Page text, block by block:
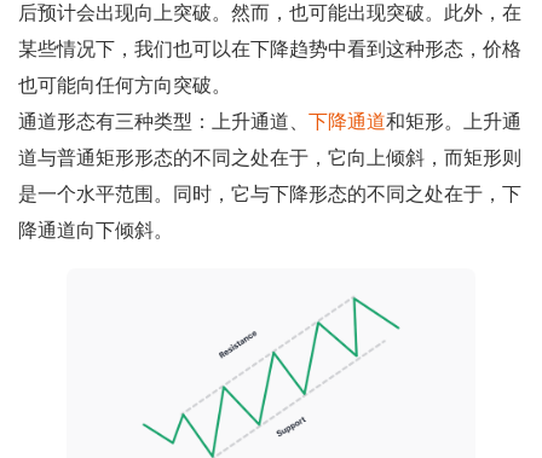
后预计会出现向上突破。然而，也可能出现突破。此外，在
某些情况下，我们也可以在下降趋势中看到这种形态，价格
也可能向任何方向突破。
通道形态有三种类型：上升通道、 下降通道和矩形。上升通
道与普通矩形形态的不同之处在于，它向上倾斜，而矩形则
是一个水平范围。同时，它与下降形态的不同之处在于，下
降通道向下倾斜。